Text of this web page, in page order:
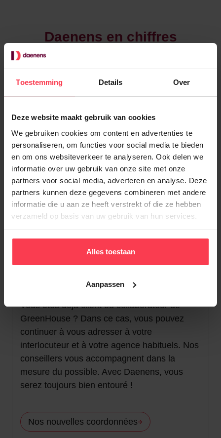
Toestemming Details Over
Deze website maakt gebruik van cookies
We gebruiken cookies om content en advertenties te
personaliseren, om functies voor social media te bieden
en om ons websiteverkeer te analyseren. Ook delen we
informatie over uw gebruik van onze site met onze
partners voor social media, adverteren en analyse. Deze
partners kunnen deze gegevens combineren met andere
informatie die u aan ze heeft verstrekt of die ze hebben
verzameld op basis van uw gebruik van hun services.
Alles toestaan
Aanpassen
Daenens en chiffres
+100.000
+17.200
aides-ménagères
+500
employés
Vous êtes déjà client ou collaborateur de
GreenHouse ? Dans ce cas, vous pouvez
continuer à vous adresser à votre
interlocuteur et à votre agence habituels. Nos
conseillers vous accompagnent dans la
mesure du possible. Avec Daenens, vous
serez toujours bien entouré !
Nos nouvelles coordonnées